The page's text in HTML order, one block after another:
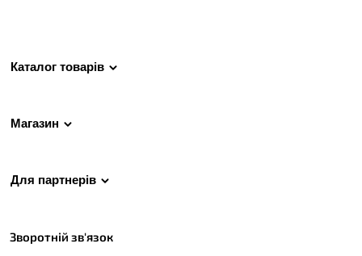
Каталог товарів
Магазин
Для партнерів
Зворотній зв'язок